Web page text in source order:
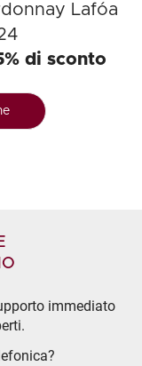
Lafóa
di sconto
immediato